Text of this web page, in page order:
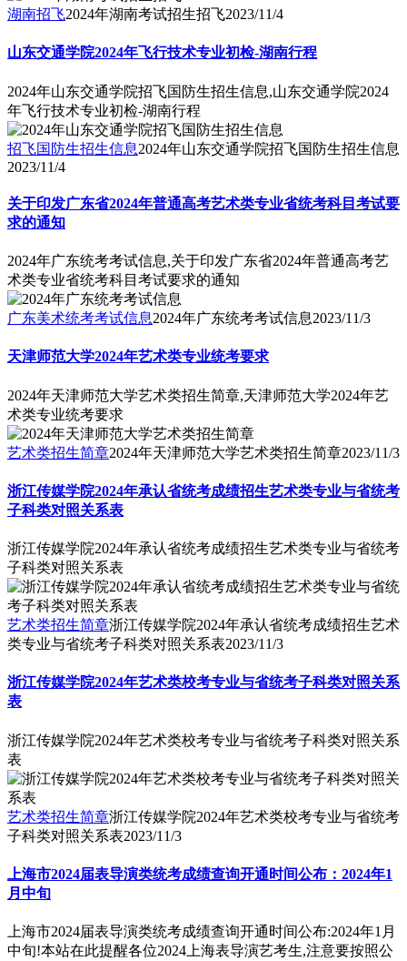
湖南招飞2024年湖南考试招生招飞2023/11/4
山东交通学院2024年飞行技术专业初检-湖南行程
2024年山东交通学院招飞国防生招生信息,山东交通学院2024
年飞行技术专业初检-湖南行程
招飞国防生招生信息2024年山东交通学院招飞国防生招生信息
2023/11/4
关于印发广东省2024年普通高考艺术类专业省统考科目考试要
求的通知
2024年广东统考考试信息,关于印发广东省2024年普通高考艺
术类专业省统考科目考试要求的通知
广东美术统考考试信息2024年广东统考考试信息2023/11/3
天津师范大学2024年艺术类专业统考要求
2024年天津师范大学艺术类招生简章,天津师范大学2024年艺
术类专业统考要求
艺术类招生简章2024年天津师范大学艺术类招生简章2023/11/3
浙江传媒学院2024年承认省统考成绩招生艺术类专业与省统考
子科类对照关系表
浙江传媒学院2024年承认省统考成绩招生艺术类专业与省统考
子科类对照关系表
艺术类招生简章浙江传媒学院2024年承认省统考成绩招生艺术
类专业与省统考子科类对照关系表2023/11/3
浙江传媒学院2024年艺术类校考专业与省统考子科类对照关系
表
浙江传媒学院2024年艺术类校考专业与省统考子科类对照关系
表
艺术类招生简章浙江传媒学院2024年艺术类校考专业与省统考
子科类对照关系表2023/11/3
上海市2024届表导演类统考成绩查询开通时间公布：2024年1
月中旬
上海市2024届表导演类统考成绩查询开通时间公布:2024年1月
中旬!本站在此提醒各位2024上海表导演艺考生,注意要按照公